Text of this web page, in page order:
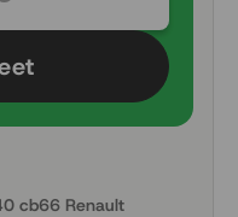
cb66 Renault